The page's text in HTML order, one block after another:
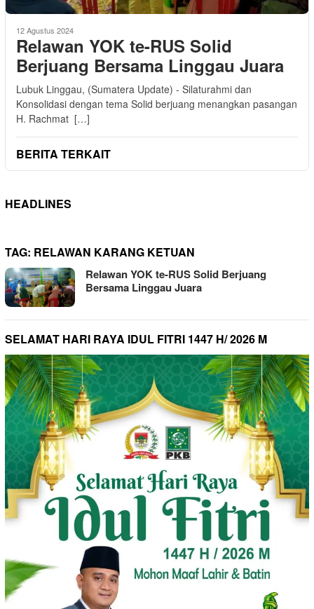
12 Agustus 2024
Relawan YOK te-RUS Solid
Berjuang Bersama Linggau Juara
Lubuk Linggau, (Sumatera Update) - Silaturahmi dan
Konsolidasi dengan tema Solid berjuang menangkan pasangan
H. Rachmat […]
BERITA TERKAIT
HEADLINES
TAG: RELAWAN KARANG KETUAN
Relawan YOK te-RUS Solid Berjuang
Bersama Linggau Juara
SELAMAT HARI RAYA IDUL FITRI 1447 H/ 2026 M